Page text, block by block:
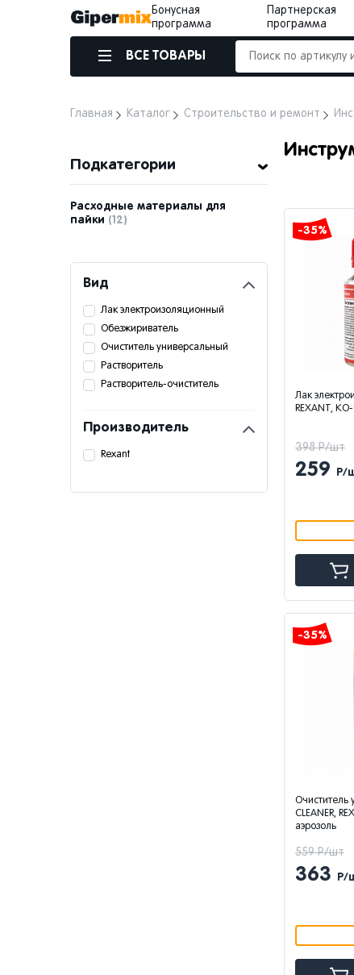
Бонусная
программа
Партнерская
программа
ВСЕ ТОВАРЫ
Главная Каталог Строительство и ремонт
Подкатегории
Расходные материалы для
пайки (12)
Вид
Лак электроизоляционный
Обезжириватель
Очиститель универсальный
Растворитель
Растворитель-очиститель
Производитель
Rexant
-35%
Лак
REXANT,
398 Р/шт
259 Р/
-35%
Очиститель
CLEANER,
аэрозоль
559 Р/шт
363 Р/